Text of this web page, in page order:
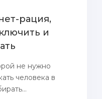
рация,
и
не нужно
человека в